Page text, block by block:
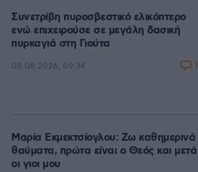
Συνετρίβη πυροσβεστικό ελικόπτερο
ενώ επιχειρούσε σε μεγάλη δασική
πυρκαγιά στη Γιούτα
08.08.2026, 09:34 1
Μαρία Εκμεκτσίογλου: Ζω καθημερινά
θαύματα, πρώτα είναι ο Θεός και μετά
οι γιοι μου